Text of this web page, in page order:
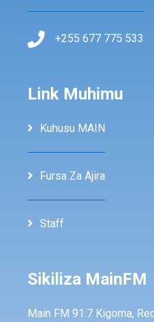
+255 677 775 533
Link Muhimu
Kuhusu MAIN
Fursa Za Ajira
Staff
Sikiliza MainFM
Main FM 91.7 Kigoma,